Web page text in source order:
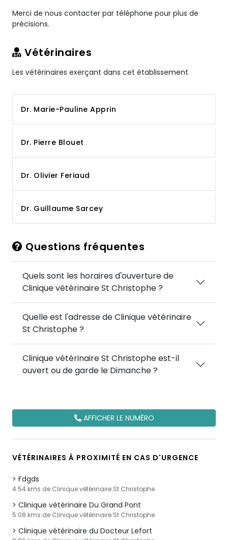
Merci de nous contacter par téléphone pour plus de
précisions.
Vétérinaires
Les vétérinaires exerçant dans cet établissement
Dr. Marie-Pauline Apprin
Dr. Pierre Blouet
Dr. Olivier Feriaud
Dr. Guillaume Sarcey
Questions fréquentes
Quels sont les horaires d'ouverture de
Clinique vétérinaire St Christophe ?
Quelle est l'adresse de Clinique vétérinaire
St Christophe ?
Clinique vétérinaire St Christophe est-il
ouvert ou de garde le Dimanche ?
AFFICHER LE NUMÉRO
VÉTÉRINAIRES À PROXIMITÉ EN CAS D'URGENCE
Fdgds
4.54 kms de Clinique vétérinaire St Christophe
Clinique vétérinaire Du Grand Pont
5.08 kms de Clinique vétérinaire St Christophe
Clinique vétérinaire du Docteur Lefort